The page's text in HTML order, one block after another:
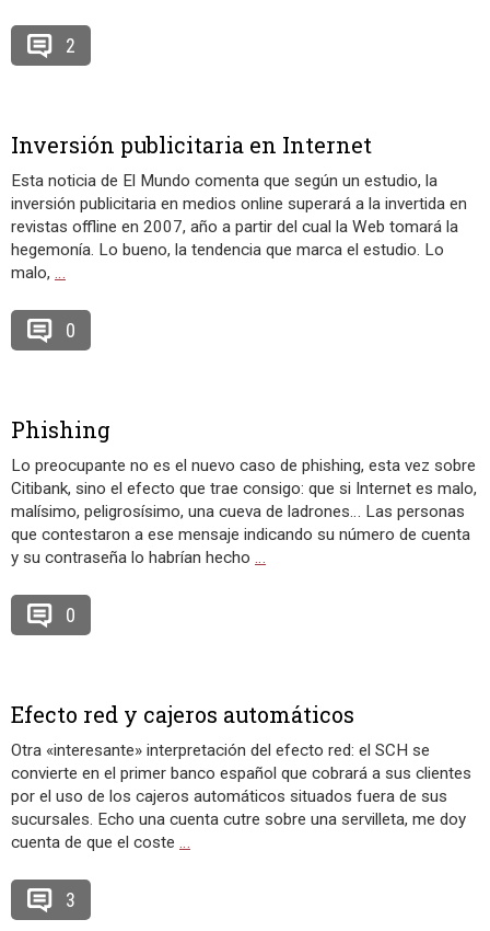
2
Inversión publicitaria en Internet
Esta noticia de El Mundo comenta que según un estudio, la
inversión publicitaria en medios online superará a la invertida en
revistas offline en 2007, año a partir del cual la Web tomará la
hegemonía. Lo bueno, la tendencia que marca el estudio. Lo
malo, …
0
Phishing
Lo preocupante no es el nuevo caso de phishing, esta vez sobre
Citibank, sino el efecto que trae consigo: que si Internet es malo,
malísimo, peligrosísimo, una cueva de ladrones… Las personas
que contestaron a ese mensaje indicando su número de cuenta
y su contraseña lo habrían hecho …
0
Efecto red y cajeros automáticos
Otra «interesante» interpretación del efecto red: el SCH se
convierte en el primer banco español que cobrará a sus clientes
por el uso de los cajeros automáticos situados fuera de sus
sucursales. Echo una cuenta cutre sobre una servilleta, me doy
cuenta de que el coste …
3